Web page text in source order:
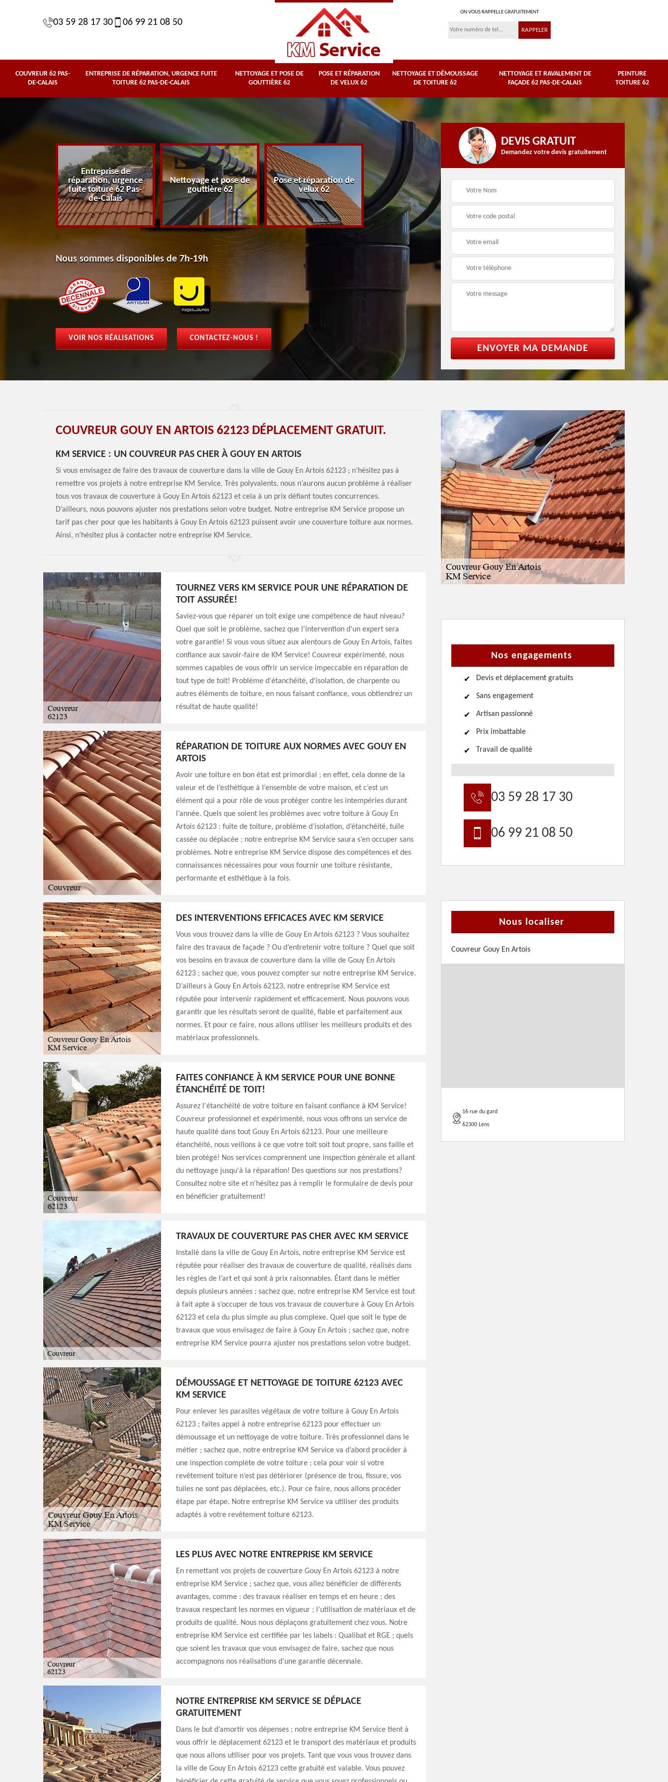
03 59 28 17 30 06 99 21 08 50
ON VOUS RAPPELLE GRATUITEMENT
COUVREUR 62 PAS-
DE-CALAIS
ENTREPRISE DE RÉPARATION, URGENCE FUITE
TOITURE 62 PAS-DE-CALAIS
NETTOYAGE ET POSE DE
GOUTTIÈRE 62
POSE ET RÉPARATION
DE VELUX 62
NETTOYAGE ET DÉMOUSSAGE
DE TOITURE 62
NETTOYAGE ET RAVALEMENT DE
FAÇADE 62 PAS-DE-CALAIS
PEINTURE
TOITURE 62
Entreprise de
réparation, urgence
fuite toiture 62 Pas-
de-Calais
Nettoyage et pose de
gouttière 62
Pose et réparation de
velux 62
Nettoyage et
démoussage de
toiture 62
62 Pas-de-Calais
Nous sommes disponibles de 7h-19h
VOIR NOS RÉALISATIONS CONTACTEZ-NOUS !
DEVIS GRATUIT
Demandez votre devis gratuitement
COUVREUR GOUY EN ARTOIS 62123 DÉPLACEMENT GRATUIT.
KM SERVICE : UN COUVREUR PAS CHER À GOUY EN ARTOIS
Si vous envisagez de faire des travaux de couverture dans la ville de Gouy En Artois 62123 ; n’hésitez pas à
remettre vos projets à notre entreprise KM Service. Très polyvalents, nous n’aurons aucun problème à réaliser
tous vos travaux de couverture à Gouy En Artois 62123 et cela à un prix défiant toutes concurrences.
D’ailleurs, nous pouvons ajuster nos prestations selon votre budget. Notre entreprise KM Service propose un
tarif pas cher pour que les habitants à Gouy En Artois 62123 puissent avoir une couverture toiture aux normes.
Ainsi, n’hésitez plus à contacter notre entreprise KM Service.
TOURNEZ VERS KM SERVICE POUR UNE RÉPARATION DE
TOIT ASSURÉE!
Saviez-vous que réparer un toit exige une compétence de haut niveau?
Quel que soit le problème, sachez que l'intervention d'un expert sera
votre garantie! Si vous vous situez aux alentours de Gouy En Artois, faites
confiance aux savoir-faire de KM Service! Couvreur expérimenté, nous
sommes capables de vous offrir un service impeccable en réparation de
tout type de toit! Problème d'étanchéité, d'isolation, de charpente ou
autres éléments de toiture, en nous faisant confiance, vous obtiendrez un
résultat de haute qualité!
RÉPARATION DE TOITURE AUX NORMES AVEC GOUY EN
ARTOIS
Avoir une toiture en bon état est primordial ; en effet, cela donne de la
valeur et de l’esthétique à l’ensemble de votre maison, et c’est un
élément qui a pour rôle de vous protéger contre les intempéries durant
l’année. Quels que soient les problèmes avec votre toiture à Gouy En
Artois 62123 : fuite de toiture, problème d’isolation, d’étanchéité, tuile
cassée ou déplacée ; notre entreprise KM Service saura s’en occuper sans
problèmes. Notre entreprise KM Service dispose des compétences et des
connaissances nécessaires pour vous fournir une toiture résistante,
performante et esthétique à la fois.
DES INTERVENTIONS EFFICACES AVEC KM SERVICE
Vous vous trouvez dans la ville de Gouy En Artois 62123 ? Vous souhaitez
faire des travaux de façade ? Ou d’entretenir votre toiture ? Quel que soit
vos besoins en travaux de couverture dans la ville de Gouy En Artois
62123 ; sachez que, vous pouvez compter sur notre entreprise KM Service.
D’ailleurs à Gouy En Artois 62123, notre entreprise KM Service est
réputée pour intervenir rapidement et efficacement. Nous pouvons vous
garantir que les résultats seront de qualité, fiable et parfaitement aux
normes. Et pour ce faire, nous allons utiliser les meilleurs produits et des
matériaux professionnels.
FAITES CONFIANCE À KM SERVICE POUR UNE BONNE
ÉTANCHÉITÉ DE TOIT!
Assurez l'étanchéité de votre toiture en faisant confiance à KM Service!
Couvreur professionnel et expérimenté, nous vous offrons un service de
haute qualité dans tout Gouy En Artois 62123. Pour une meilleure
étanchéité, nous veillons à ce que votre toit soit tout propre, sans faille et
bien protégé! Nos services comprennent une inspection générale et allant
du nettoyage jusqu'à la réparation! Des questions sur nos prestations?
Consultez notre site et n'hésitez pas à remplir le formulaire de devis pour
en bénéficier gratuitement!
TRAVAUX DE COUVERTURE PAS CHER AVEC KM SERVICE
Installé dans la ville de Gouy En Artois, notre entreprise KM Service est
réputée pour réaliser des travaux de couverture de qualité, réalisés dans
les règles de l’art et qui sont à prix raisonnables. Étant dans le métier
depuis plusieurs années ; sachez que, notre entreprise KM Service est tout
à fait apte à s’occuper de tous vos travaux de couverture à Gouy En Artois
62123 et cela du plus simple au plus complexe. Quel que soit le type de
travaux que vous envisagez de faire à Gouy En Artois ; sachez que, notre
entreprise KM Service pourra ajuster nos prestations selon votre budget.
DÉMOUSSAGE ET NETTOYAGE DE TOITURE 62123 AVEC
KM SERVICE
Pour enlever les parasites végétaux de votre toiture à Gouy En Artois
62123 ; faites appel à notre entreprise 62123 pour effectuer un
démoussage et un nettoyage de votre toiture. Très professionnel dans le
métier ; sachez que, notre entreprise KM Service va d’abord procéder à
une inspection complète de votre toiture ; cela pour voir si votre
revêtement toiture n’est pas détériorer (présence de trou, fissure, vos
tuiles ne sont pas déplacées, etc.). Pour ce faire, nous allons procéder
étape par étape. Notre entreprise KM Service va utiliser des produits
adaptés à votre revêtement toiture 62123.
LES PLUS AVEC NOTRE ENTREPRISE KM SERVICE
En remettant vos projets de couverture Gouy En Artois 62123 à notre
entreprise KM Service ; sachez que, vous allez bénéficier de différents
avantages, comme : des travaux réaliser en temps et en heure ; des
travaux respectant les normes en vigueur ; l’utilisation de matériaux et de
produits de qualité. Nous nous déplaçons gratuitement chez vous. Notre
entreprise KM Service est certifiée par les labels : Qualibat et RGE ; quels
que soient les travaux que vous envisagez de faire, sachez que nous
accompagnons nos réalisations d’une garantie décennale.
NOTRE ENTREPRISE KM SERVICE SE DÉPLACE
GRATUITEMENT
Dans le but d’amortir vos dépenses ; notre entreprise KM Service tient à
vous offrir le déplacement 62123 et le transport des matériaux et produits
que nous allons utiliser pour vos projets. Tant que vous vous trouvez dans
la ville de Gouy En Artois 62123 cette gratuité est valable. Vous pouvez
Nos engagements
Devis et déplacement gratuits
Sans engagement
Artisan passionné
Prix imbattable
Travail de qualité
03 59 28 17 30
06 99 21 08 50
Nous localiser
Couvreur Gouy En Artois
16 rue du gard
62300 Lens